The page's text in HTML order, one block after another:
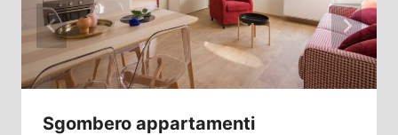
Sgombero appartamenti